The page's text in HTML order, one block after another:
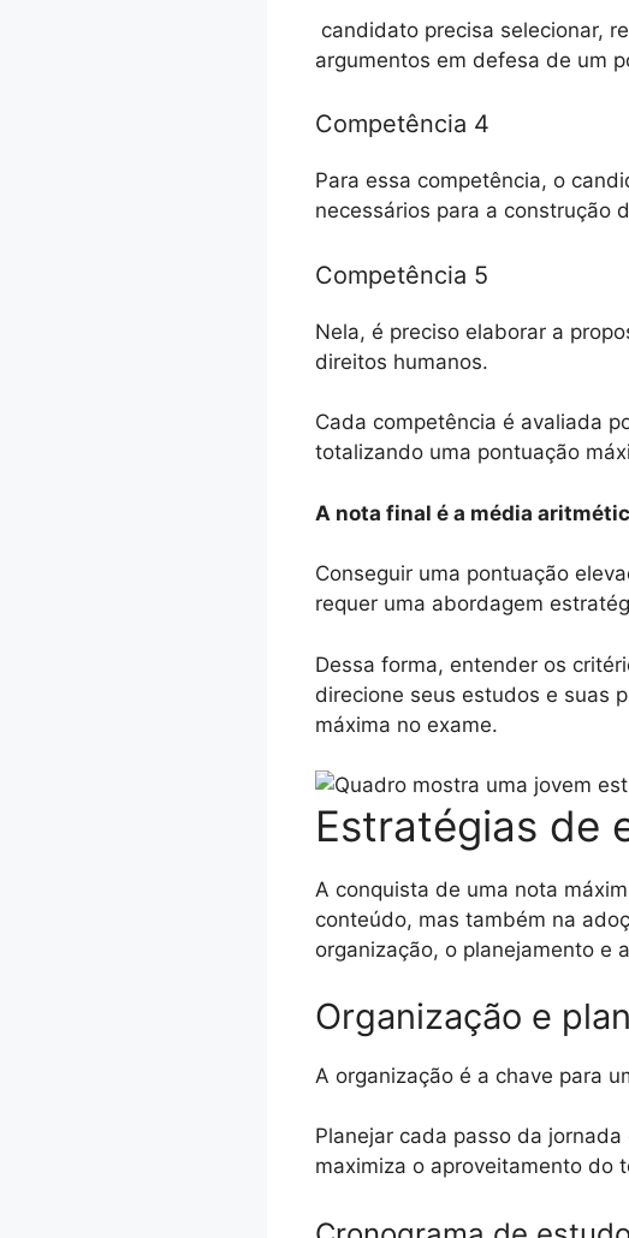
candidato precisa selecionar,
argumentos em defesa de um
Competência 4
Para essa competência, o
necessários para a construção
Competência 5
Nela, é preciso elaborar a
direitos humanos.
Cada competência é avaliada
totalizando uma pontuação
A nota final é a média
Conseguir uma pontuação
requer uma abordagem
Dessa forma, entender os
direcione seus estudos e suas
máxima no exame.
Estratégias de
A conquista de uma nota
conteúdo, mas também na
organização, o planejamento e
Organização e
A organização é a chave para
Planejar cada passo da
maximiza o aproveitamento do